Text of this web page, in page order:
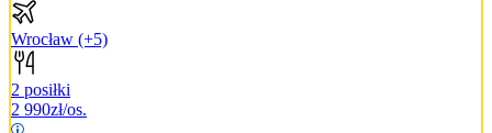
Wrocław (+5)
2 posiłki
2 990zł/os.